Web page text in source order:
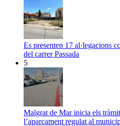
Es presenten 17 al·legacions
del carrer Passada
5
Malgrat de Mar inicia els
l’aparcament regulat al